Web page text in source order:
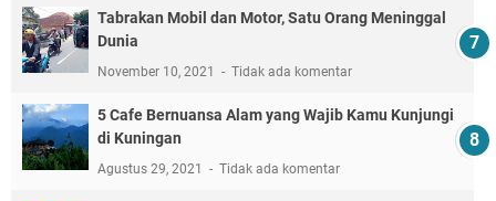
Tabrakan Mobil dan Motor, Satu Orang Meninggal
Dunia
November 10, 2021 Tidak ada komentar
5 Cafe Bernuansa Alam yang Wajib Kamu Kunjungi
di Kuningan
Agustus 29, 2021 Tidak ada komentar